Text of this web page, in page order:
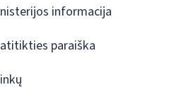
informacija
paraiška